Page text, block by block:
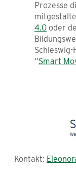
Prozesse
4.0 oder
“Smart
Kontakt: